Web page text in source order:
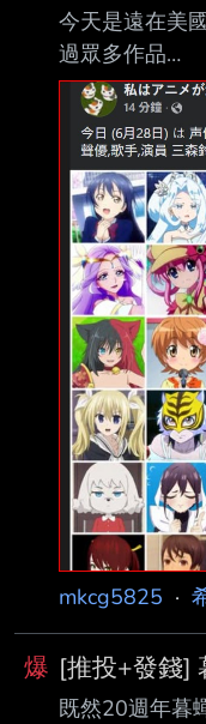
今天是遠在美
過眾多作品
https://
DQS.jpg
https://
OX.jpg 早期
ームズ的夏洛
https://
hc.jpg
https://
Aw.jpg 前往
mkcg5825 ·
爆 [推投+發錢]
既然20週年暮